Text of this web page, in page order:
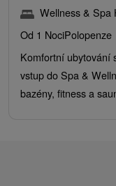
Wellness & Spa
Od 1 NociPolopenze
Komfortní ubytování
vstup do Spa &
bazény, fitness a